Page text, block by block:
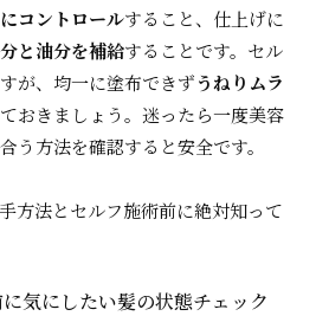
コントロールすること、仕上げに
と油分を補給することです。セル
が、均一に塗布できずうねりムラ
おきましょう。迷ったら一度美容
う方法を確認すると安全です。
方法とセルフ施術前に絶対知って
気にしたい髪の状態チェック